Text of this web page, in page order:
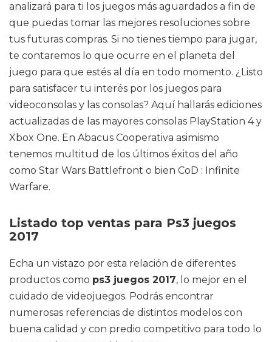
analizará para ti los juegos más aguardados a fin de
que puedas tomar las mejores resoluciones sobre
tus futuras compras. Si no tienes tiempo para jugar,
te contaremos lo que ocurre en el planeta del
juego para que estés al día en todo momento. ¿Listo
para satisfacer tu interés por los juegos para
videoconsolas y las consolas? Aquí hallarás ediciones
actualizadas de las mayores consolas PlayStation 4 y
Xbox One. En Abacus Cooperativa asimismo
tenemos multitud de los últimos éxitos del año
como Star Wars Battlefront o bien CoD : Infinite
Warfare.
Listado top ventas para Ps3 juegos
2017
Echa un vistazo por esta relación de diferentes
productos como ps3 juegos 2017, lo mejor en el
cuidado de videojuegos. Podrás encontrar
numerosas referencias de distintos modelos con
buena calidad y con predio competitivo para todo lo